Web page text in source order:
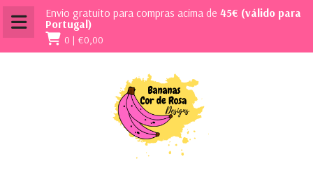
Envio gratuito para compras acima de 45€ (válido para
Portugal)
0 | €0,00